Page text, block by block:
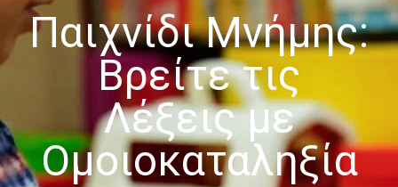
-- Όραμα
-- Ιστορικό
-- Πιστοποιήσεις
-- Στελέχωση
-- Επιστημονική Υπεύθυνη
Παιχνίδι Μνήμης:
Βρείτε τις
Λέξεις με
Ομοιοκαταληξία